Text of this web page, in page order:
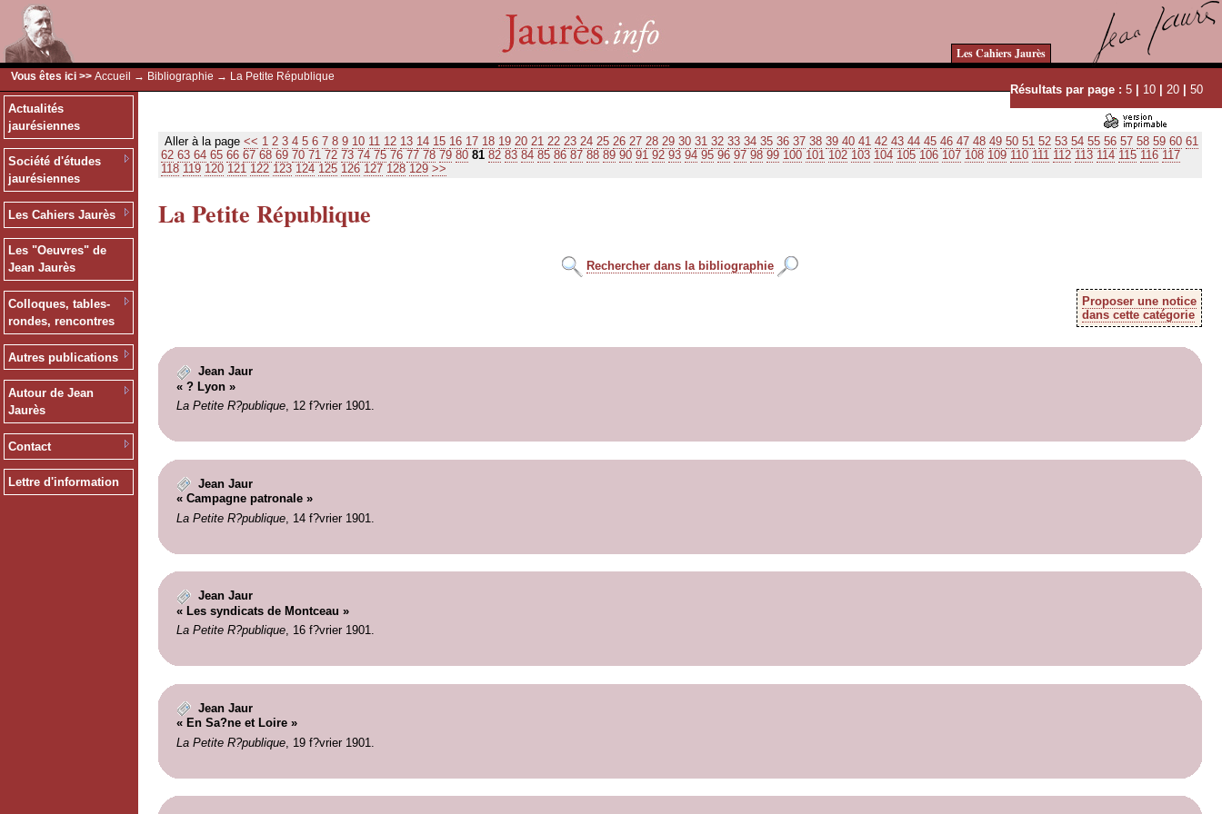
Les Cahiers Jaurès
Vous êtes ici >> Accueil → Bibliographie → La Petite République
Résultats par page : 5 | 10 | 20 | 50
Actualités
jaurésiennes
Société d'études
jaurésiennes
Les Cahiers Jaurès
Les "Oeuvres" de
Jean Jaurès
Colloques, tables-
rondes, rencontres
Autres publications
Autour de Jean
Jaurès
Contact
Lettre d'information
Aller à la page << 1 2 3 4 5 6 7 8 9 10 11 12 13 14 15 16 17 18 19 20 21 22 23 24 25 26 27 28 29 30 31 32 33 34 35 36 37 38 39 40 41 42 43 44 45 46 47 48 49 50 51 52 53 54 55 56 57 58 59 60 61
62 63 64 65 66 67 68 69 70 71 72 73 74 75 76 77 78 79 80 81 82 83 84 85 86 87 88 89 90 91 92 93 94 95 96 97 98 99 100 101 102 103 104 105 106 107 108 109 110 111 112 113 114 115 116 117
118 119 120 121 122 123 124 125 126 127 128 129 >>
La Petite République
Rechercher dans la bibliographie
Proposer une notice
dans cette catégorie
Jean Jaur
« ? Lyon »
La Petite R?publique, 12 f?vrier 1901.
Jean Jaur
« Campagne patronale »
La Petite R?publique, 14 f?vrier 1901.
Jean Jaur
« Les syndicats de Montceau »
La Petite R?publique, 16 f?vrier 1901.
Jean Jaur
« En Sa?ne et Loire »
La Petite R?publique, 19 f?vrier 1901.